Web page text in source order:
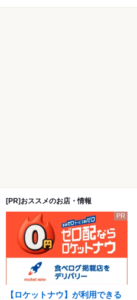
[PR]おススメのお店・情報
PR
【ロケットナウ】が利用できる